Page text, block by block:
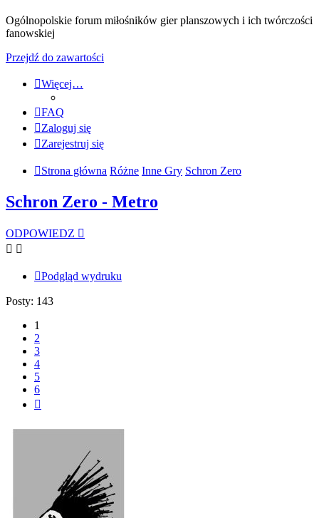
Ogólnopolskie forum miłośników gier planszowych i ich twórczości
fanowskiej
Przejdź do zawartości
Więcej…
FAQ
Zaloguj się
Zarejestruj się
Strona główna Różne Inne Gry Schron Zero
Schron Zero - Metro
ODPOWIEDZ
Podgląd wydruku
Posty: 143
1
2
3
4
5
6